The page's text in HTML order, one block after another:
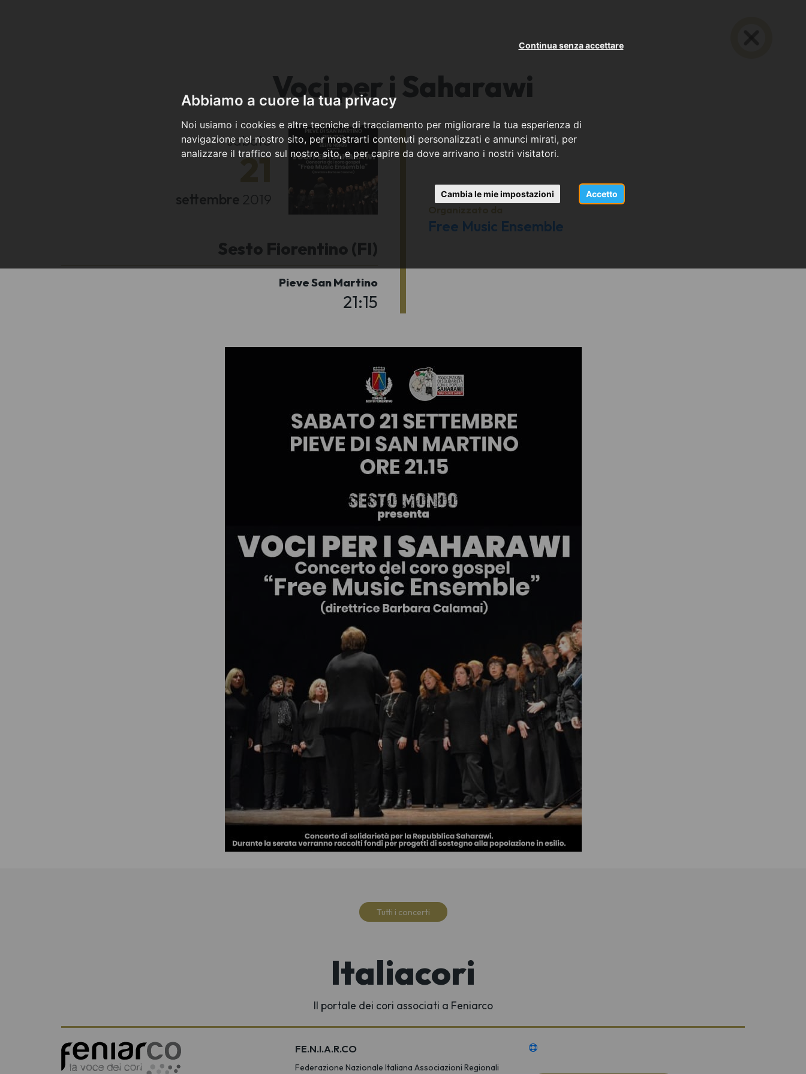
Abbiamo a cuore la tua privacy
Noi usiamo i cookies e altre tecniche di tracciamento per migliorare la tua esperienza di
navigazione nel nostro sito, per mostrarti contenuti personalizzati e annunci mirati, per
analizzare il traffico sul nostro sito, e per capire da dove arrivano i nostri visitatori.
Accetto
Continua senza accettare
Cambia le mie impostazioni
Voci per i Saharawi
sabato
21
settembre 2019
Sesto Fiorentino (FI)
Pieve San Martino
21:15
Free Music Ensemble
Tutti i concerti
Italiacori
Il portale dei cori associati a Feniarco
FE.N.I.A.R.CO
Federazione Nazionale Italiana Associazioni Regionali